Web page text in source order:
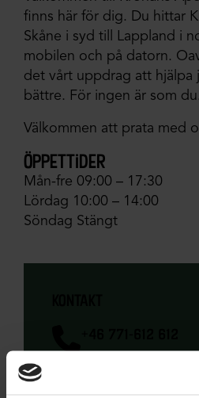
finns här för dig. Du hittar
Skåne i syd till Lappland i
mobilen och på datorn.
det vårt uppdrag att hjälpa
bättre. För ingen är som du.
Välkommen att prata med
öppettider
Mån-fre 09:00 – 17:30
Lördag 10:00 – 14:00
Söndag Stängt